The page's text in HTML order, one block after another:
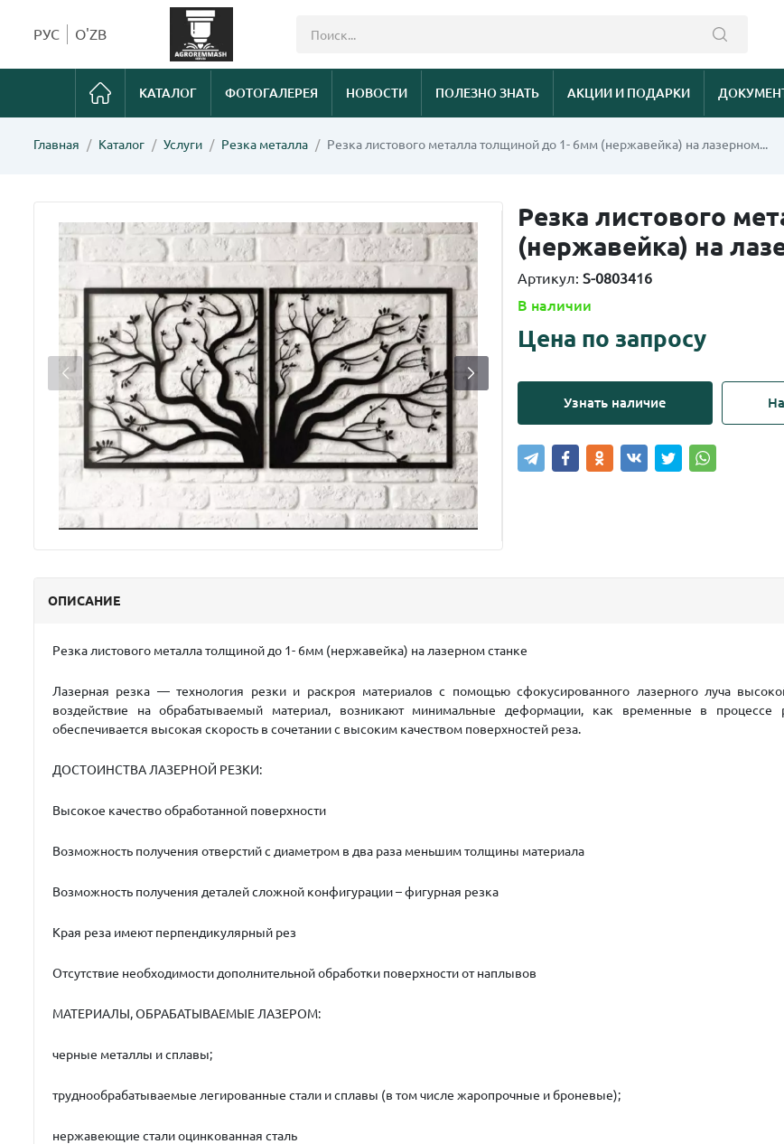
РУС O'ZB
КАТАЛОГ ФОТОГАЛЕРЕЯ НОВОСТИ ПОЛЕЗНО ЗНАТЬ АКЦИИ И ПОДАРКИ
Главная Каталог Услуги Резка металла Резка листового металла толщиной до 1- 6мм (нержавейка) на лазерном...
Резка листового
(нержавейка) на
Артикул: S-0803416
В наличии
Цена по запросу
Узнать наличие
ОПИСАНИЕ
Резка листового металла толщиной до 1- 6мм (нержавейка) на лазерном станке
Лазерная резка — технология резки и раскроя материалов с помощью сфокусированного лазерного луча
воздействие на обрабатываемый материал, возникают минимальные деформации, как временные в процессе
обеспечивается высокая скорость в сочетании с высоким качеством поверхностей реза.
ДОСТОИНСТВА ЛАЗЕРНОЙ РЕЗКИ:
Высокое качество обработанной поверхности
Возможность получения отверстий с диаметром в два раза меньшим толщины материала
Возможность получения деталей сложной конфигурации – фигурная резка
Края реза имеют перпендикулярный рез
Отсутствие необходимости дополнительной обработки поверхности от наплывов
МАТЕРИАЛЫ, ОБРАБАТЫВАЕМЫЕ ЛАЗЕРОМ:
черные металлы и сплавы;
труднообрабатываемые легированные стали и сплавы (в том числе жаропрочные и броневые);
нержавеющие стали оцинкованная сталь